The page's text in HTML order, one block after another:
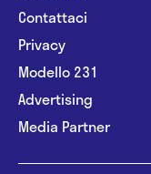
Contattaci
Privacy
Modello 231
Advertising
Media Partner